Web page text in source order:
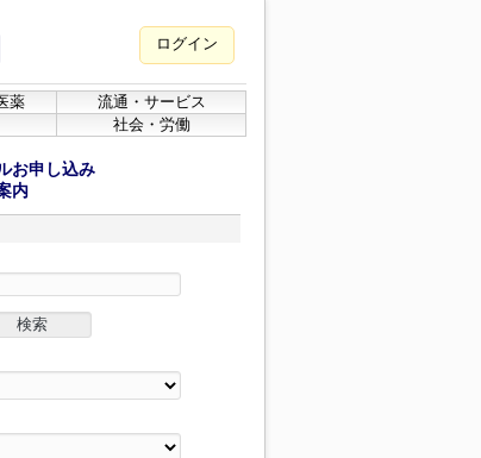
ログイン
薬
流通・サービス
社会・労働
お申し込み
内